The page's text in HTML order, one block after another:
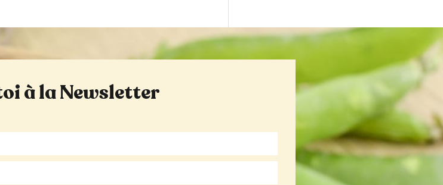
à la Newsletter